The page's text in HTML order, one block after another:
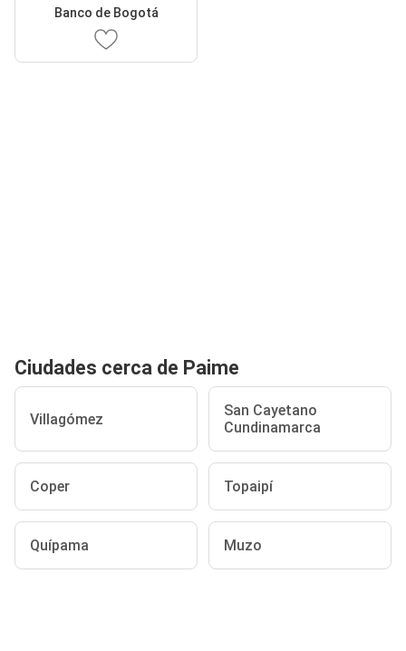
Banco de Bogotá
Ciudades cerca de Paime
Villagómez
San Cayetano
Cundinamarca
Coper Topaipí
Quípama Muzo